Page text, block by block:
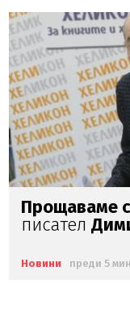
Слънчеви
за море
Новини преди 6